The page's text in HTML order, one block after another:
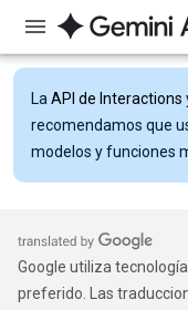
La API de Interactions
recomendamos que
modelos y funciones
Google utiliza
preferido. Las